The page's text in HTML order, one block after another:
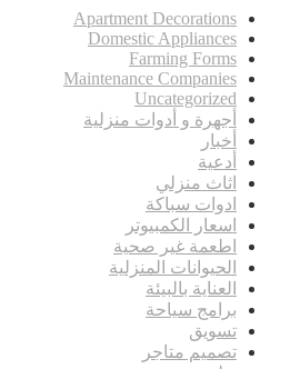
Apartment Decorations
Domestic Appliances
Farming Forms
Maintenance Companies
Uncategorized
أجهرة و أدوات منزلية
أخبار
أدعية
اثاث منزلي
ادوات سباكة
اسعار الكمبيوتر
اطعمة غير صحية
الحيوانات المنزلية
العناية بالبيئة
برامج سياحة
تسويق
تصميم متاجر